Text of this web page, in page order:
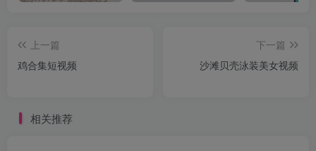
上一篇
鸡合集短视频
下一篇
沙滩贝壳泳装美女视频
相关推荐